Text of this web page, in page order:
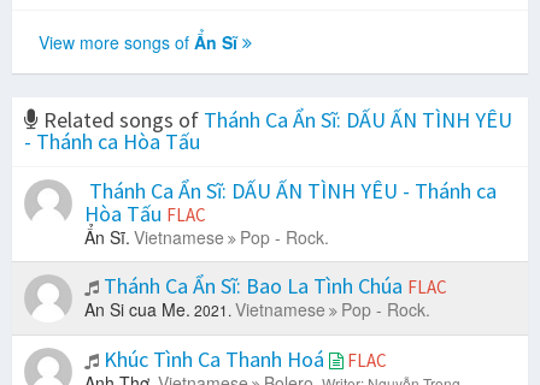
View more songs of Ẩn Sĩ
Related songs of Thánh Ca Ẩn Sĩ: DẤU ẤN TÌNH YÊU
- Thánh ca Hòa Tấu
Thánh Ca Ẩn Sĩ: DẤU ẤN TÌNH YÊU - Thánh ca
Hòa Tấu FLAC
Ẩn Sĩ. Vietnamese Pop - Rock.
Thánh Ca Ẩn Sĩ: Bao La Tình Chúa FLAC
An Si cua Me. 2021. Vietnamese Pop - Rock.
Khúc Tình Ca Thanh Hoá FLAC